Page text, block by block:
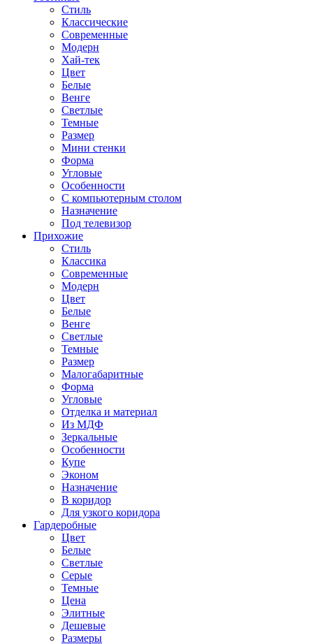
Стиль
Классические
Современные
Модерн
Хай-тек
Цвет
Белые
Венге
Светлые
Темные
Размер
Мини стенки
Форма
Угловые
Особенности
С компьютерным столом
Назначение
Под телевизор
Прихожие
Стиль
Классика
Современные
Модерн
Цвет
Белые
Венге
Светлые
Темные
Размер
Малогабаритные
Форма
Угловые
Отделка и материал
Из МДФ
Зеркальные
Особенности
Купе
Эконом
Назначение
В коридор
Для узкого коридора
Гардеробные
Цвет
Белые
Светлые
Серые
Темные
Цена
Элитные
Дешевые
Размеры